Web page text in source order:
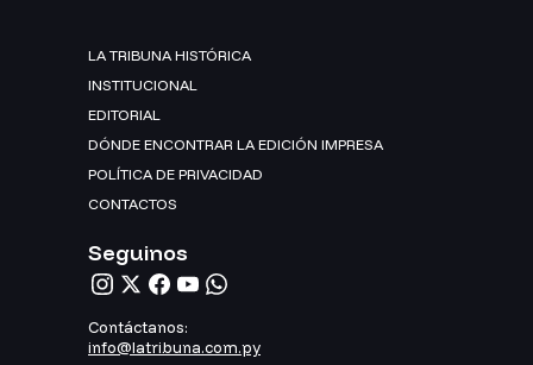
LA TRIBUNA HISTÓRICA
INSTITUCIONAL
EDITORIAL
DÓNDE ENCONTRAR LA EDICIÓN IMPRESA
POLÍTICA DE PRIVACIDAD
CONTACTOS
Seguinos
Contáctanos:
info@latribuna.com.py